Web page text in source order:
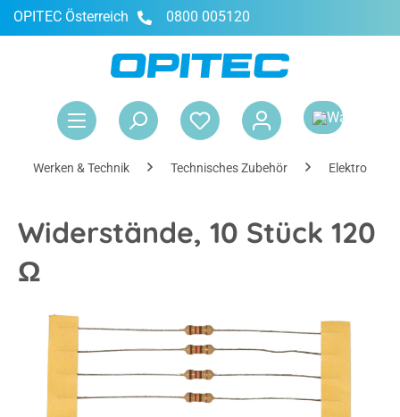
springen
OPITEC Österreich 0800 005120
Werken & Technik Technisches Zubehör Elektronik
Widerstände, 10 Stück 120
Ω
Bildergalerie überspringen